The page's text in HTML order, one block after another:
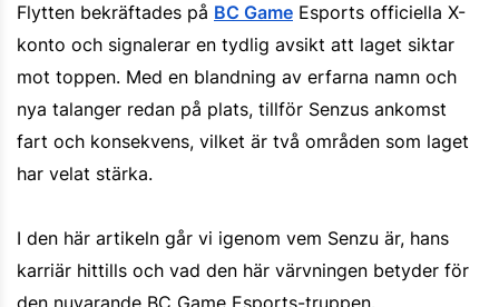
Flytten bekräftades på BC Game Esports officiella X-
konto och signalerar en tydlig avsikt att laget siktar
mot toppen. Med en blandning av erfarna namn och
nya talanger redan på plats, tillför Senzus ankomst
fart och konsekvens, vilket är två områden som laget
har velat stärka.
I den här artikeln går vi igenom vem Senzu är, hans
karriär hittills och vad den här värvningen betyder för